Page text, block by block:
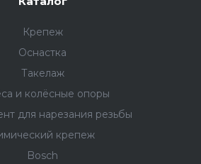
Крепеж
Оснастка
Такелаж
и колëсные опоры
для нарезания резьбы
крепеж
Bosch